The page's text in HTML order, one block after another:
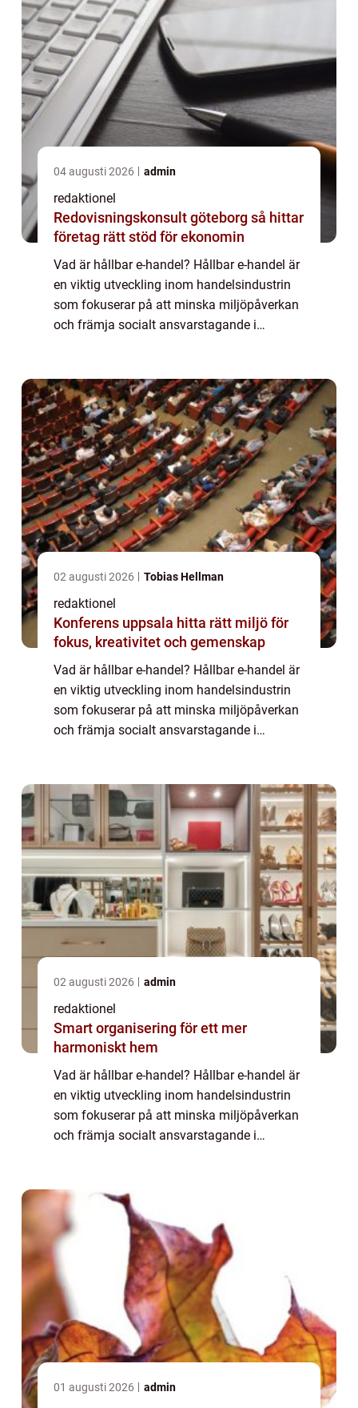
04 augusti 2026 admin
redaktionel
Redovisningskonsult göteborg så hittar
företag rätt stöd för ekonomin
Vad är hållbar e-handel? Hållbar e-handel är
en viktig utveckling inom handelsindustrin
som fokuserar på att minska miljöpåverkan
och främja socialt ansvarstagande i
...
02 augusti 2026 Tobias Hellman
redaktionel
Konferens uppsala hitta rätt miljö för
fokus, kreativitet och gemenskap
Vad är hållbar e-handel? Hållbar e-handel är
en viktig utveckling inom handelsindustrin
som fokuserar på att minska miljöpåverkan
och främja socialt ansvarstagande i
02 augusti 2026 admin
redaktionel
Smart organisering för ett mer
harmoniskt hem
Vad är hållbar e-handel? Hållbar e-handel är
en viktig utveckling inom handelsindustrin
som fokuserar på att minska miljöpåverkan
och främja socialt ansvarstagande i
...
01 augusti 2026 admin